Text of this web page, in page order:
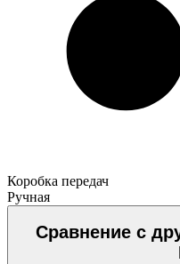
Коробка передач
Ручная
Сравнение с